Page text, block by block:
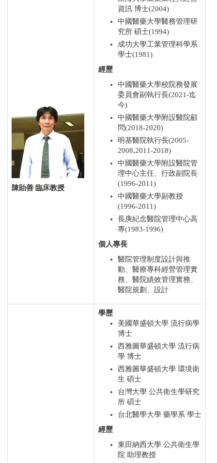
陳貽善 臨床教授
資訊 博士(2004)
中國醫藥大學醫務管理研
究所 碩士(1994)
成功大學工業管理科學系
學士(1981)
經歷
中國醫藥大學校院務發展
委員會副執行長(2021-迄
今)
中國醫藥大學附設醫院顧
問(2018-2020)
明基醫院執行長(2005-
2008,2011-2018)
中國醫藥大學附設醫院管
理中心主任、行政副院長
(1996-2011)
中國醫藥大學副教授
(1996-2011)
長庚紀念醫院管理中心高
專(1983-1996)
個人專長
醫院管理制度設計與推
動、醫療專科經營管理實
務、醫院績效管理實務、
醫院規劃、設計
學歷
美國華盛頓大學 流行病學
博士
西雅圖華盛頓大學 流行病
學 博士
西雅圖華盛頓大學 環境衛
生 碩士
台灣大學 公共衛生學研究
所 碩士
台北醫學大學 藥學系 學士
經歷
東田納西大學 公共衛生學
院 助理教授